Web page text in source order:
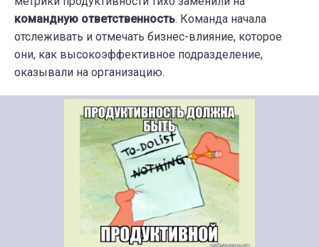
командную ответственность. Команда начала
отслеживать и отмечать бизнес-влияние, которое
они, как высокоэффективное подразделение,
оказывали на организацию.